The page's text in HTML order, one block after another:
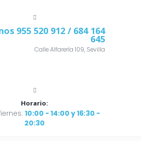
955 520 912 / 684 164
645
Calle Alfarería 109, Sevilla
Horario:
10:00 - 14:00 y 16:30 -
20:30